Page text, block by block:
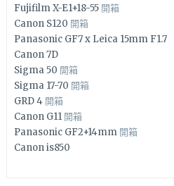
Fujifilm X-E1+18-55 開箱
Canon S120 開箱
Panasonic GF7 x Leica 15mm F1.7
Canon 7D
Sigma 50 開箱
Sigma 17-70 開箱
GRD 4 開箱
Canon G11 開箱
Panasonic GF2+14mm 開箱
Canon is850